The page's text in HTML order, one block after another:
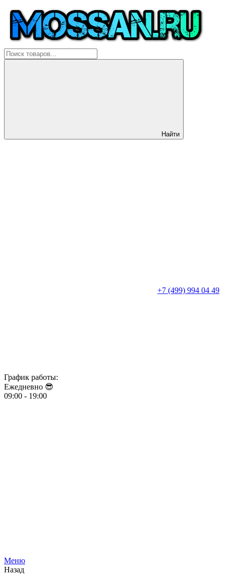
Найти
+7 (499) 994 04 49
График работы:
Ежедневно 😎​​​​​​​
09:00 - 19:00
Меню
Назад